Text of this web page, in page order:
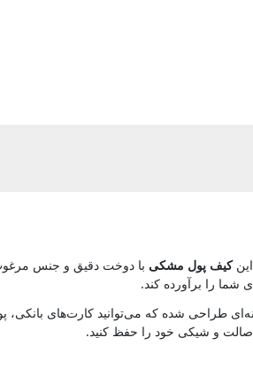
کیف پول مشکی با دوخت دقیق و جنس
شما را برآورده کند.
طراحی شده که می‌توانید کارت‌های بانکی،
و شیکی خود را حفظ کنید.